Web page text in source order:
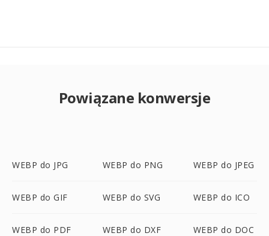
Powiązane konwersje
WEBP do JPG WEBP do PNG WEBP do JPEG
WEBP do GIF WEBP do SVG WEBP do ICO
WEBP do PDF WEBP do DXF WEBP do DOC